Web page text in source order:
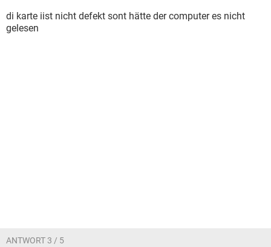
di karte iist nicht defekt sont hätte der computer es nicht
gelesen
ANTWORT 3 / 5